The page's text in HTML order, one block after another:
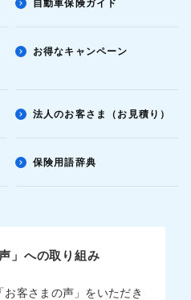
自動車保険ガイド
お得なキャンペーン
法人のお客さま（お見積り）
保険用語辞典
」への取り組み
客さまの声」をいただき